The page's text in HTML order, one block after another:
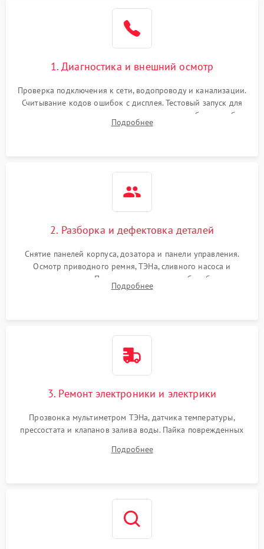
1. Диагностика и внешний осмотр
Проверка подключения к сети, водопроводу и канализации.
Считывание кодов ошибок с дисплея. Тестовый запуск для
выявления посторонних шумов, протечек или сбоев в работе
электронного модуля управления.
Подробнее
2. Разборка и дефектовка деталей
Снятие панелей корпуса, дозатора и панели управления.
Осмотр приводного ремня, ТЭНа, сливного насоса и
амортизаторов. Проверка подшипников барабана и
крестовины на износ, а манжеты люка на разрывы.
Подробнее
3. Ремонт электроники и электрики
Прозвонка мультиметром ТЭНа, датчика температуры,
прессостата и клапанов залива воды. Пайка поврежденных
Восстановление целостности проводки и контактов.
Подробнее